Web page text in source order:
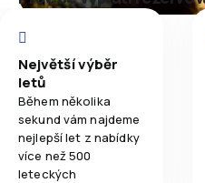
Největší výběr
letů
Během několika
sekund vám najdeme
nejlepší let z nabídky
více než 500
leteckých